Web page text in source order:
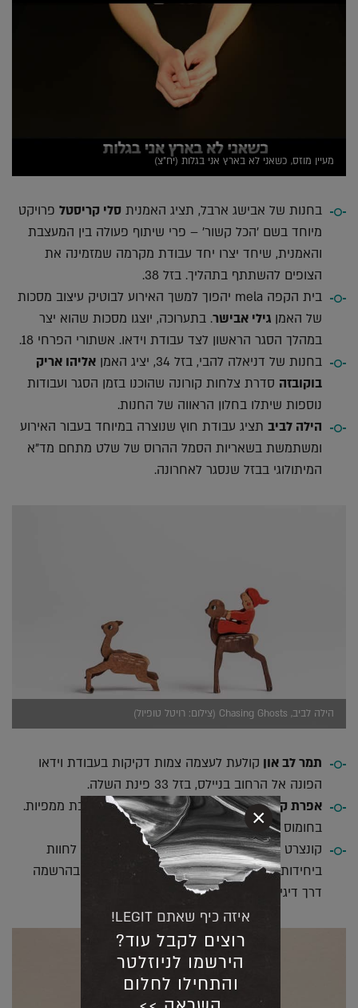
מעיין מוזס, כשאני לא בארץ אני בגלות (יח"צ)
בחנות של אבישג ארבל, תציג האמנית סלי קריסטל פרויקט
מיוחד בשם 'הכל קשור' – פרי שיתוף פעולה בין המעצבת
והאמנית, שיחד יצרו יחד עבודת מקרמה שמזמינה את
הצופים להשתתף בתהליך. בזל 38.
בית הקפה mela יהפוך למשך האירוע לבוטיק עיצוב מסכות
של האמן גילי אבישר. בתערוכה, יוצגו מסכות שהוא יצר
במהלך הסגר הראשון לצד עבודת וידאו. אשתורי הפרחי 18.
בחנות של דניאלה להבי, בזל 34, יציג האמן
אליהו אריק
בוקובזה סדרת צלחות קורונה שהוכנו בזמן הסגר ועבודות
נוספות שיתלו בחלון הראווה של החנות.
הילה לביב תציג עבודת חוץ שנוצרה במיוחד בעבור האירוע
ומשתמשת בשאריות הסמל ההרוס של שלט מתחם מד"א
המיתולוגי בבזל שנסגר לאחרונה.
הילה לביב, Chasing Ghosts (צילום: רויטל טופיול)
תמר לב און קולעת לעצמה צמות דקיקות בעבודת וידאו
הפונה אל הרחוב בניילס, בזל 33 פינת השלה.
אפרת קדםיוצרת עבודה לחלון הראווה שמורכבת ממפיות.
בחומוס רונן, אשתורי הפרחי 16.
קונצרט קלאסי אחד על אחד, יאפשר למבקרים לחוות
ביחידות מופע של מוזיקה בצורה חד פעמית – בהרשמה
דרך דיגיתל .
איזה כיף שאתם LEGIT!
רוצים לקבל עוד?
הירשמו לניוזלטר
והתחילו לחלום
×